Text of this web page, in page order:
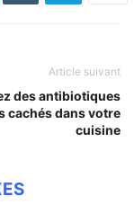
Article suivant
des antibiotiques
cachés dans votre
cuisine